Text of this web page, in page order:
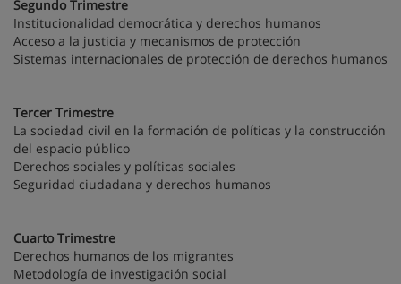
Segundo Trimestre
Institucionalidad democrática y derechos humanos
Acceso a la justicia y mecanismos de protección
Sistemas internacionales de protección de derechos humanos
Tercer Trimestre
La sociedad civil en la formación de políticas y la construcción
del espacio público
Derechos sociales y políticas sociales
Seguridad ciudadana y derechos humanos
Cuarto Trimestre
Derechos humanos de los migrantes
Metodología de investigación social